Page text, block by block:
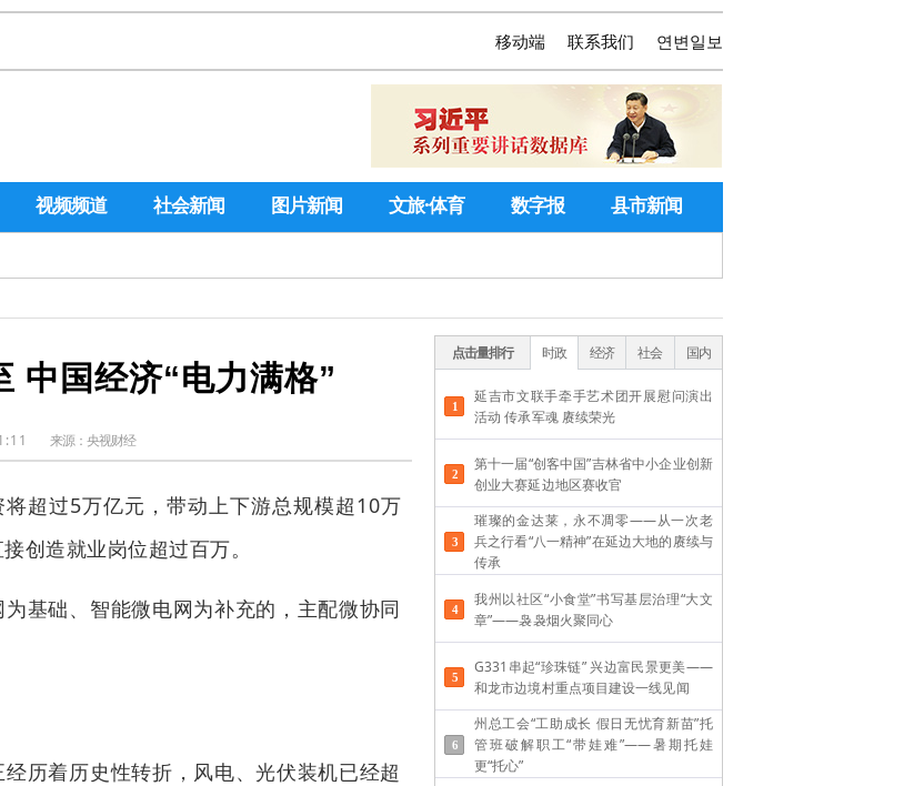
연변일보
联系我们
移动端
视频频道 社会新闻 图片新闻 文旅·体育 数字报 县市新闻
中国经济“电力满格”
来源： 央视财经
超过5万亿元，带动上下游总规模超10万
创造就业岗位超过百万。
基础、智能微电网为补充的，主配微协同
历着历史性转折，风电、光伏装机已经超
点击量排行 时政 经济 社会 国内
延吉市文联手牵手艺术团开展慰问演出
活动 传承军魂 赓续荣光
第十一届“创客中国”吉林省中小企业创新
创业大赛延边地区赛收官
璀璨的金达莱，永不凋零——从一次老
兵之行看“八一精神”在延边大地的赓续与
传承
我州以社区“小食堂”书写基层治理“大文
章”——袅袅烟火聚同心
G331串起“珍珠链” 兴边富民景更美——
和龙市边境村重点项目建设一线见闻
州总工会“工助成长 假日无忧育新苗”托
管班破解职工“带娃难”——​暑期托娃
更“托心”